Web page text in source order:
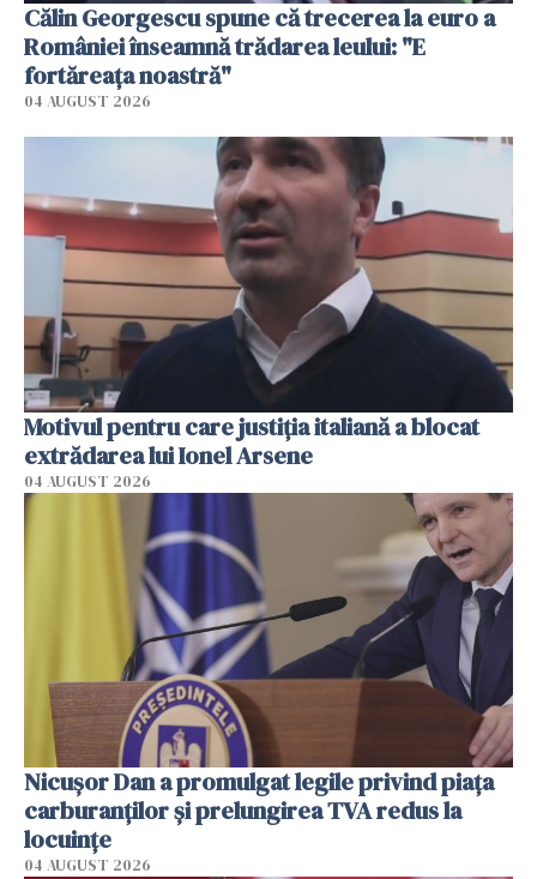
Călin Georgescu spune că trecerea la euro a
României înseamnă trădarea leului: "E
fortăreața noastră"
04 AUGUST 2026
Motivul pentru care justiția italiană a blocat
extrădarea lui Ionel Arsene
04 AUGUST 2026
Nicuşor Dan a promulgat legile privind piaţa
carburanţilor şi prelungirea TVA redus la
locuinţe
04 AUGUST 2026